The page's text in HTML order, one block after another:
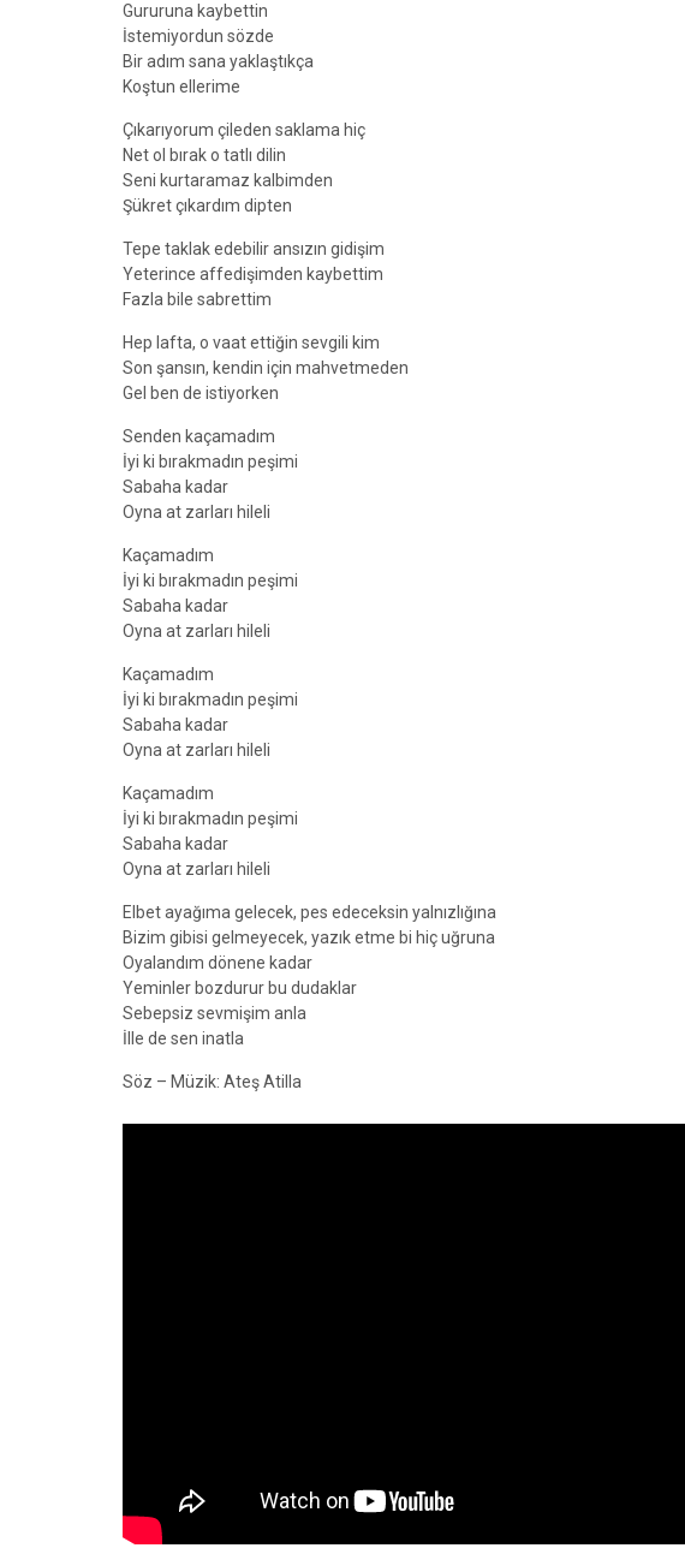
Gururuna kaybettin
İstemiyordun sözde
Bir adım sana yaklaştıkça
Koştun ellerime
Çıkarıyorum çileden saklama hiç
Net ol bırak o tatlı dilin
Seni kurtaramaz kalbimden
Şükret çıkardım dipten
Tepe taklak edebilir ansızın gidişim
Yeterince affedişimden kaybettim
Fazla bile sabrettim
Hep lafta, o vaat ettiğin sevgili kim
Son şansın, kendin için mahvetmeden
Gel ben de istiyorken
Senden kaçamadım
İyi ki bırakmadın peşimi
Sabaha kadar
Oyna at zarları hileli
Kaçamadım
İyi ki bırakmadın peşimi
Sabaha kadar
Oyna at zarları hileli
Kaçamadım
İyi ki bırakmadın peşimi
Sabaha kadar
Oyna at zarları hileli
Kaçamadım
İyi ki bırakmadın peşimi
Sabaha kadar
Oyna at zarları hileli
Elbet ayağıma gelecek, pes edeceksin yalnızlığına
Bizim gibisi gelmeyecek, yazık etme bi hiç uğruna
Oyalandım dönene kadar
Yeminler bozdurur bu dudaklar
Sebepsiz sevmişim anla
İlle de sen inatla
Söz – Müzik: Ateş Atilla